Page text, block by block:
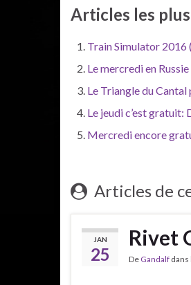
Articles les
Train Simulator 2016
Le mercredi en Russie
Le Triangle du Cantal
Le jeudi c’est
Mercredi encore
Articles de
JAN
25
Rivet
De Gandalf dans